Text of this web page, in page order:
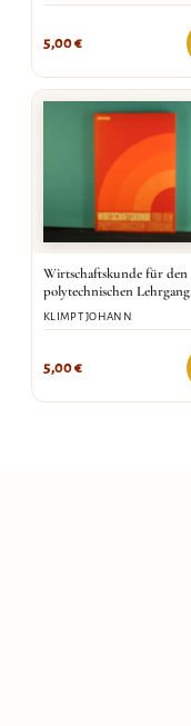
5,00€
Wirtschaftskunde für den
polytechnischen Lehrgang
KLIMPT JOHANN
5,00€